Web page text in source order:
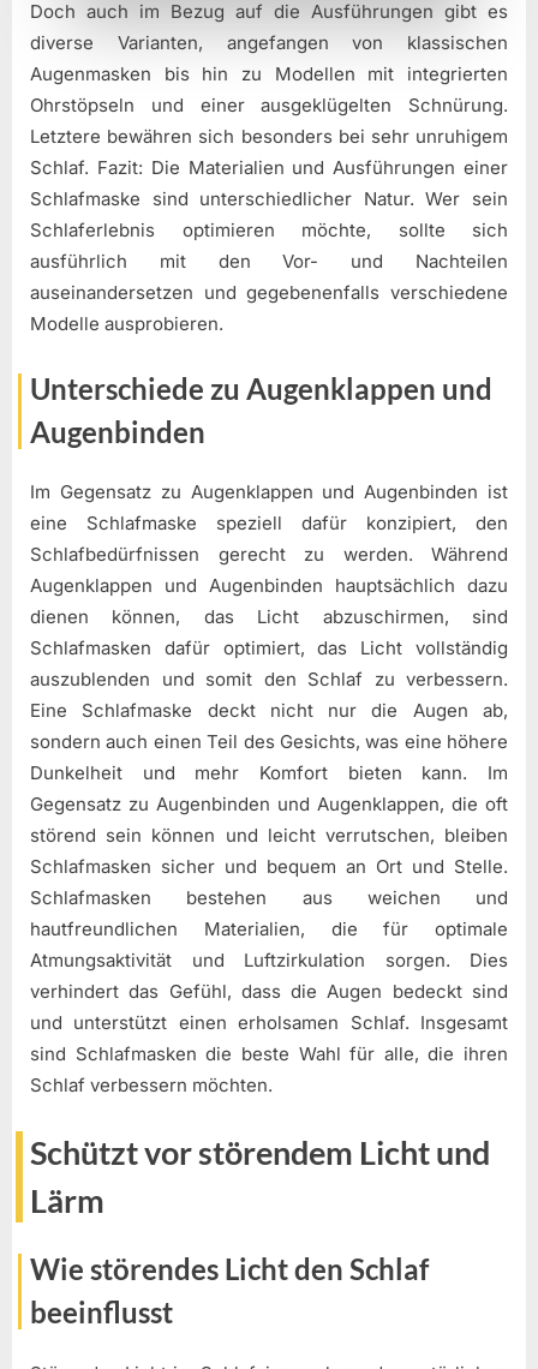
Doch auch im Bezug auf die Ausführungen gibt es
diverse Varianten, angefangen von klassischen
Augenmasken bis hin zu Modellen mit integrierten
Ohrstöpseln und einer ausgeklügelten Schnürung.
Letztere bewähren sich besonders bei sehr unruhigem
Schlaf. Fazit: Die Materialien und Ausführungen einer
Schlafmaske sind unterschiedlicher Natur. Wer sein
Schlaferlebnis optimieren möchte, sollte sich
ausführlich mit den Vor- und Nachteilen
auseinandersetzen und gegebenenfalls verschiedene
Modelle ausprobieren.
Unterschiede zu Augenklappen und
Augenbinden
Im Gegensatz zu Augenklappen und Augenbinden ist
eine Schlafmaske speziell dafür konzipiert, den
Schlafbedürfnissen gerecht zu werden. Während
Augenklappen und Augenbinden hauptsächlich dazu
dienen können, das Licht abzuschirmen, sind
Schlafmasken dafür optimiert, das Licht vollständig
auszublenden und somit den Schlaf zu verbessern.
Eine Schlafmaske deckt nicht nur die Augen ab,
sondern auch einen Teil des Gesichts, was eine höhere
Dunkelheit und mehr Komfort bieten kann. Im
Gegensatz zu Augenbinden und Augenklappen, die oft
störend sein können und leicht verrutschen, bleiben
Schlafmasken sicher und bequem an Ort und Stelle.
Schlafmasken bestehen aus weichen und
hautfreundlichen Materialien, die für optimale
Atmungsaktivität und Luftzirkulation sorgen. Dies
verhindert das Gefühl, dass die Augen bedeckt sind
und unterstützt einen erholsamen Schlaf. Insgesamt
sind Schlafmasken die beste Wahl für alle, die ihren
Schlaf verbessern möchten.
Schützt vor störendem Licht und
Lärm
Wie störendes Licht den Schlaf
beeinflusst